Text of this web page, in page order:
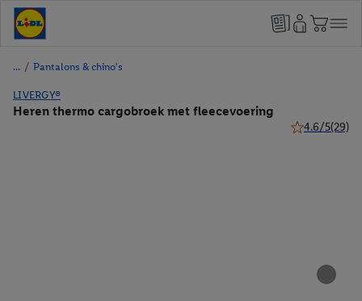
/ Pantalons & chino's
LIVERGY®
Heren thermo cargobroek met fleecevoering
4.6/5(29)